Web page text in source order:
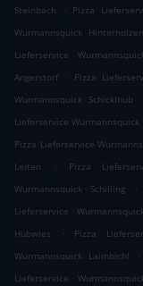
Steinbach . Pizza
Wurmannsquick Hinterholzen
Lieferservice
Angerstorf
. Pizza
Wurmannsquick Schicklhub
Lieferservice Wurmannsquick
Pizza Lieferservice
Leiten
. Pizza
Wurmannsquick Schilling
.
Lieferservice
Hubwies
. Pizza
Wurmannsquick Laimbichl
.
Lieferservice